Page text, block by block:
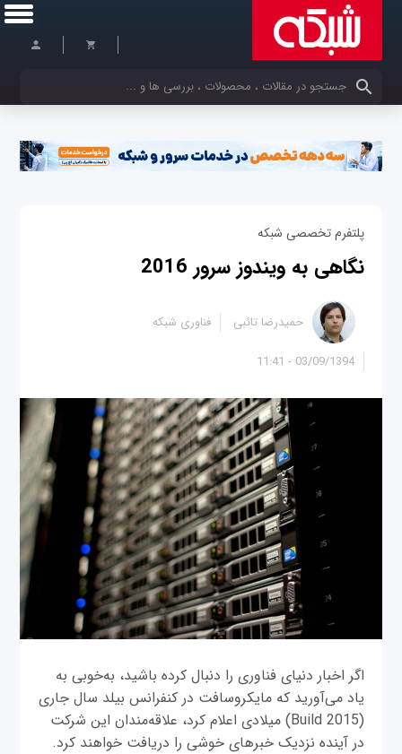
کلمات کلیدی خود را وارد کنید
پلتفرم تخصصی شبکه
نگاهی به ویندوز سرور 2016
03/09/1394 - 11:41
حمیدرضا تائبی فناوری شبکه
اگر اخبار دنیای فناوری را دنبال کرده باشید، به‌خوبی به
یاد می‌آورید که مایکروسافت در کنفرانس بیلد سال جاری
(Build 2015) میلادی اعلام کرد، علاقه‌مندان این شرکت
در آینده نزدیک خبرهای خوشی را دریافت خواهند کرد.